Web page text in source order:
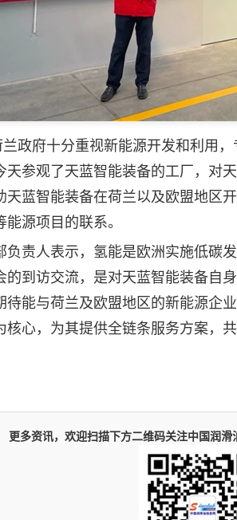
府十分重视新能源开发和利用，
天参观了天蓝智能装备的工厂，对
天蓝智能装备在荷兰以及欧盟地区
源项目的联系。
人表示，氢能是欧洲实施低碳发
的到访交流，是对天蓝智能装备自
待能与荷兰及欧盟地区的新能源企
心，为其提供全链条服务方案，
更多资讯，欢迎扫描下方二维码关注中国润